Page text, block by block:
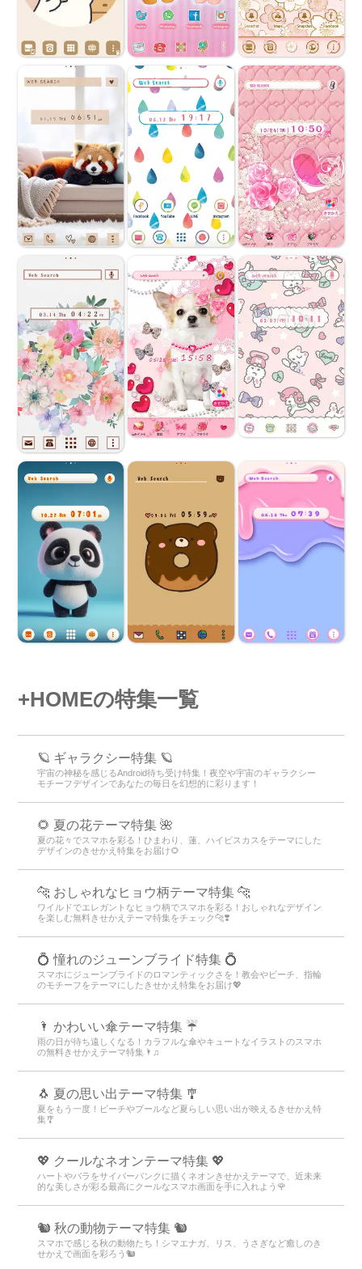
+HOMEの特集一覧
🪐 ギャラクシー特集 🪐
宇宙の神秘を感じるAndroid待ち受け特集！夜空や宇宙のギャラクシー
モチーフデザインであなたの毎日を幻想的に彩ります！
🌻 夏の花テーマ特集 🌺
夏の花々でスマホを彩る！ひまわり、蓮、ハイビスカスをテーマにした
デザインのきせかえ特集をお届け🌻
🐆 おしゃれなヒョウ柄テーマ特集 🐆
ワイルドでエレガントなヒョウ柄でスマホを彩る！おしゃれなデザイン
を楽しむ無料きせかえテーマ特集をチェック🐆❣️
💍 憧れのジューンブライド特集 💍
スマホにジューンブライドのロマンティックさを！教会やビーチ、指輪
のモチーフをテーマにしたきせかえ特集をお届け💖
🌂 かわいい傘テーマ特集 ☔
雨の日が待ち遠しくなる！カラフルな傘やキュートなイラストのスマホ
の無料きせかえテーマ特集🌂♫
🐧 夏の思い出テーマ特集 🎐
夏をもう一度！ビーチやプールなど夏らしい思い出が映えるきせかえ特
集🎐
💖 クールなネオンテーマ特集 💖
ハートやバラをサイバーパンクに描くネオンきせかえテーマで、近未来
的な美しさが彩る最高にクールなスマホ画面を手に入れよう🌹
🐿️ 秋の動物テーマ特集 🐿️
スマホで感じる秋の動物たち！シマエナガ、リス、うさぎなど癒しのき
せかえで画面を彩ろう🐿️